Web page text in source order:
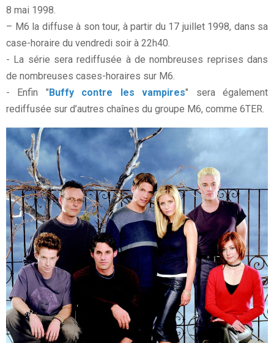
8 mai 1998.
– M6 la diffuse à son tour, à partir du 17 juillet 1998, dans sa
case-horaire du vendredi soir à 22h40.
- La série sera rediffusée à de nombreuses reprises dans
de nombreuses cases-horaires sur M6.
- Enfin "Buffy contre les vampires" sera également
rediffusée sur d’autres chaînes du groupe M6, comme 6TER.